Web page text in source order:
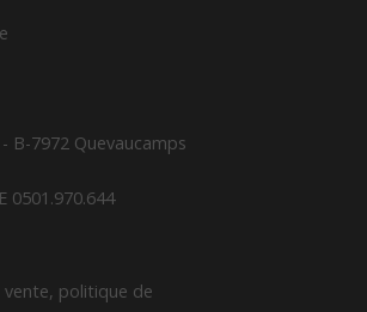
B-7972 Quevaucamps
0501.970.644
vente, politique de